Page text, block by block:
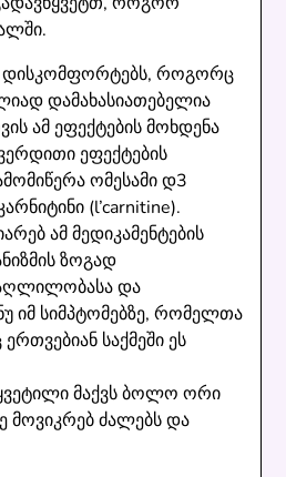
დისკომფორტებს, როგორც
დამახასიათებელია
ამ ეფექტების მოხდენა
ეფექტების
ომესამი დ3
(l’carnitine).
ამ მედიკამენტების
ზოგად
და
იმ სიმპტომებზე, რომელთა
საქმეში ეს
მაქვს ბოლო ორი
მოვიკრებ ძალებს და